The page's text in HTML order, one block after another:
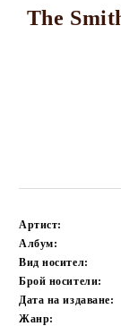
The
Артист:
Албум:
Вид носител:
Брой носители:
Дата на издаване:
Жанр: